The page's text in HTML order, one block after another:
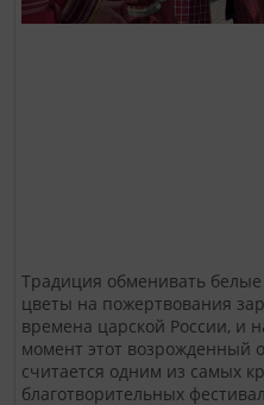
Традиция обменивать
цветы на пожертвования
времена царской России, и
момент этот возрожденный
считается одним из самых
благотворительных